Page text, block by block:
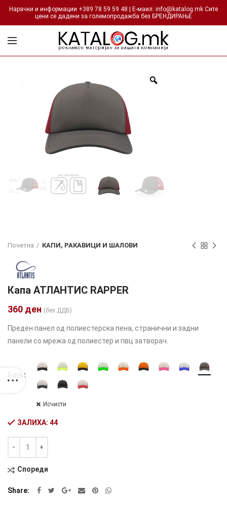
Нарачки и информации +389 78 59 59 48 | Е-маил: info@katalog.mk Сите
цени се дадени за големопродажба без БРЕНДИРАЊЕ
Почетна КАПИ, РАКАВИЦИ И ШАЛОВИ
Капа АТЛАНТИС RAPPER
360 ден (без ДДВ)
Преден панел од полиестерска пена, странични и задни
панели со мрежа од полиестер и пвц затворач.
Исчисти
ЗАЛИХА: 44
Alternative:
Спореди
Share